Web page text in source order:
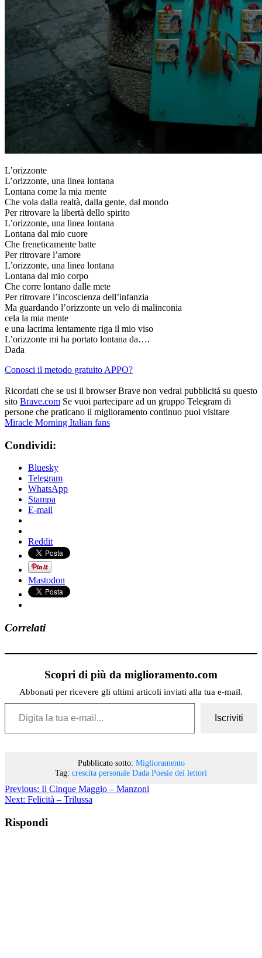
L’orizzonte
L’orizzonte, una linea lontana
Lontana come la mia mente
Che vola dalla realtà, dalla gente, dal mondo
Per ritrovare la libertà dello spirito
L’orizzonte, una linea lontana
Lontana dal mio cuore
Che freneticamente batte
Per ritrovare l’amore
L’orizzonte, una linea lontana
Lontana dal mio corpo
Che corre lontano dalle mete
Per ritrovare l’incoscienza dell’infanzia
Ma guardando l’orizzonte un velo di malinconia
cela la mia mente
e una lacrima lentamente riga il mio viso
L’orizzonte mi ha portato lontana da….
Dada
Conosci il metodo gratuito APPO?
Ricordati che se usi il browser Brave non vedrai pubblicitá su questo
sito Brave.com Se vuoi partecipare ad un gruppo Telegram di
persone che praticano il miglioramento continuo puoi visitare
Miracle Morning Italian fans
Condividi:
Bluesky
Telegram
WhatsApp
Stampa
E-mail
Reddit
Mastodon
Correlati
Scopri di più da miglioramento.com
Abbonati per ricevere gli ultimi articoli inviati alla tua e-mail.
Digita la tua e-mail...
Iscriviti
Pubblicato sotto: Miglioramento
Tag: crescita personale Dada Poesie dei lettori
Previous: Il Cinque Maggio – Manzoni
Next: Felicità – Trilussa
Rispondi